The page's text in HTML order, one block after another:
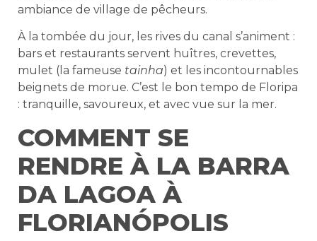
ambiance de village de pêcheurs.
À la tombée du jour, les rives du canal s’animent :
bars et restaurants servent huîtres, crevettes,
mulet (la fameuse tainha) et les incontournables
beignets de morue. C’est le bon tempo de Floripa
: tranquille, savoureux, et avec vue sur la mer.
COMMENT SE
RENDRE À LA BARRA
DA LAGOA À
FLORIANÓPOLIS